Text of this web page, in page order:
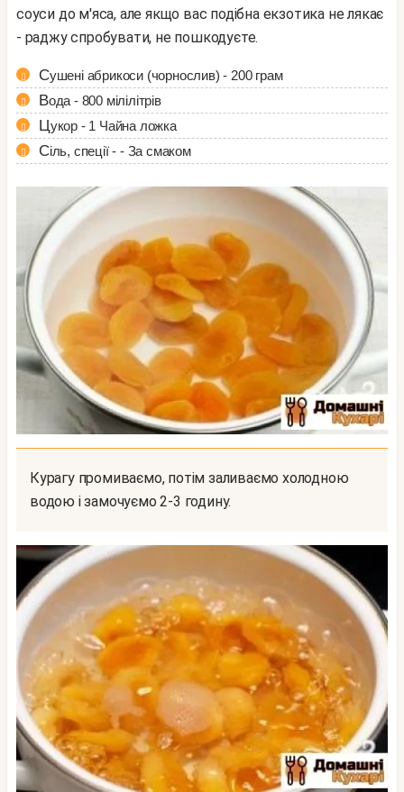
соуси до м'яса, але якщо вас подібна екзотика не лякає
- раджу спробувати, не пошкодуєте.
Сушені абрикоси (чорнослив) - 200 грам
Вода - 800 мілілітрів
Цукор - 1 Чайна ложка
Сіль, спеції - - За смаком
Курагу промиваємо, потім заливаємо холодною
водою і замочуємо 2-3 годину.